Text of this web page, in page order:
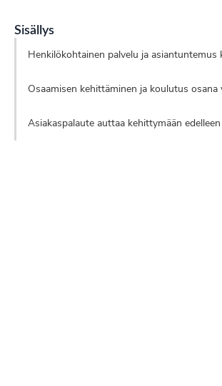
Sisällys
Henkilökohtainen palvelu ja asiantuntemus
Osaamisen kehittäminen ja koulutus
Asiakaspalaute auttaa kehittymään edelleen